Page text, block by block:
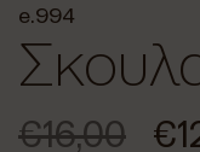
e.994
€16,00 €